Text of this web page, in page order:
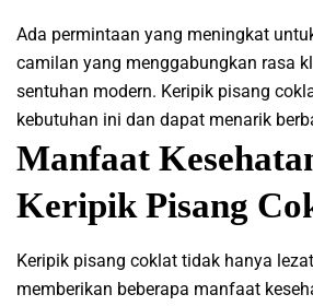
Ada permintaan yang meningkat
camilan yang menggabungkan rasa
sentuhan modern. Keripik pisang
kebutuhan ini dan dapat menarik
Manfaat
Keripik Pisang
Keripik pisang coklat tidak hanya
memberikan beberapa manfaat